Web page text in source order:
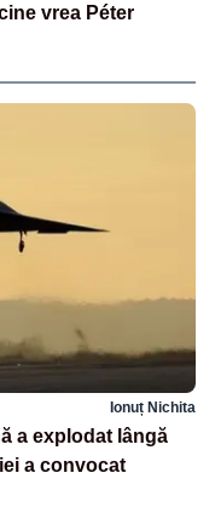
vrea Péter
Ionuț Nichita
a explodat lângă
a convocat